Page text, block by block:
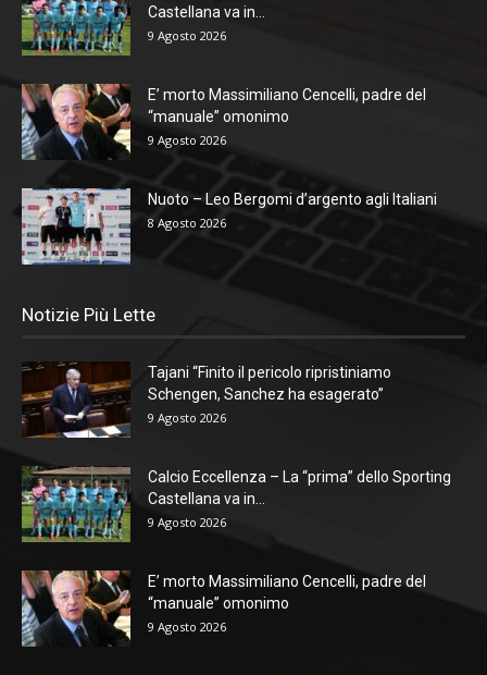
Castellana va in...
9 Agosto 2026
E’ morto Massimiliano Cencelli, padre del
“manuale” omonimo
9 Agosto 2026
Nuoto – Leo Bergomi d’argento agli Italiani
8 Agosto 2026
Notizie Più Lette
Tajani “Finito il pericolo ripristiniamo
Schengen, Sanchez ha esagerato”
9 Agosto 2026
Calcio Eccellenza – La “prima” dello Sporting
Castellana va in...
9 Agosto 2026
E’ morto Massimiliano Cencelli, padre del
“manuale” omonimo
9 Agosto 2026